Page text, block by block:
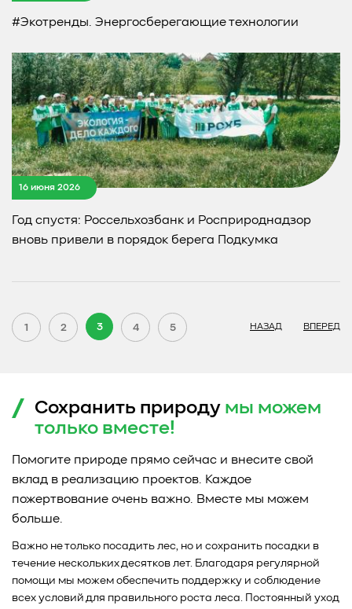
#Экотренды. Энергосберегающие технологии
16 июня 2026
Год спустя: Россельхозбанк и Росприроднадзор
вновь привели в порядок берега Подкумка
1 2 3 4 5 НАЗАД ВПЕРЕД
Сохранить природу мы можем
только вместе!
Помогите природе прямо сейчас и внесите свой
вклад в реализацию проектов. Каждое
пожертвование очень важно. Вместе мы можем
больше.
Важно не только посадить лес, но и сохранить посадки в
течение нескольких десятков лет. Благодаря регулярной
помощи мы можем обеспечить поддержку и соблюдение
всех условий для правильного роста леса. Постоянный уход